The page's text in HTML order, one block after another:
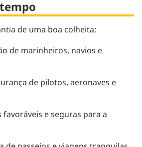
de uma boa colheita;
de marinheiros, navios e
de pilotos, aeronaves e
favoráveis e seguras para a